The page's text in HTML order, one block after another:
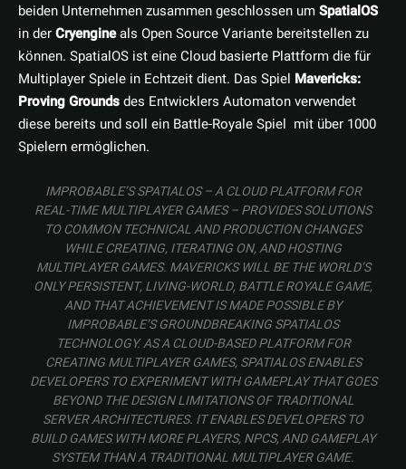
beiden Unternehmen zusammen geschlossen umSpatialOS
in derCryengineals Open Source Variante bereitstellen zu
können. SpatialOS ist eine Cloud basierte Plattform die für
Multiplayer Spiele in Echtzeit dient. Das Spiel Mavericks:
Proving Groundsdes Entwicklers Automaton verwendet
diese bereits und soll ein Battle-Royale Spiel mit über 1000
Spielern ermöglichen.
IMPROBABLE’S SPATIALOS – A CLOUD PLATFORM FOR
REAL-TIME MULTIPLAYER GAMES – PROVIDES SOLUTIONS
TO COMMON TECHNICAL AND PRODUCTION CHANGES
WHILE CREATING, ITERATING ON, AND HOSTING
MULTIPLAYER GAMES. MAVERICKS WILL BE THE WORLD’S
ONLY PERSISTENT, LIVING-WORLD, BATTLE ROYALE GAME,
AND THAT ACHIEVEMENT IS MADE POSSIBLE BY
IMPROBABLE’S GROUNDBREAKING SPATIALOS
TECHNOLOGY. AS A CLOUD-BASED PLATFORM FOR
CREATING MULTIPLAYER GAMES, SPATIALOS ENABLES
DEVELOPERS TO EXPERIMENT WITH GAMEPLAY THAT GOES
BEYOND THE DESIGN LIMITATIONS OF TRADITIONAL
SERVER ARCHITECTURES. IT ENABLES DEVELOPERS TO
BUILD GAMES WITH MORE PLAYERS, NPCS, AND GAMEPLAY
SYSTEM THAN A TRADITIONAL MULTIPLAYER GAME.